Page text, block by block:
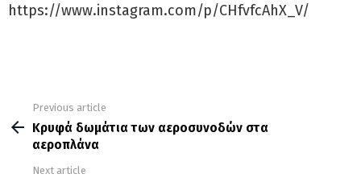
https://www.instagram.com/p/CHfvfcAhX_V/
more
Previous article
Κρυφά δωμάτια των αεροσυνοδών στα
αεροπλάνα
Next article